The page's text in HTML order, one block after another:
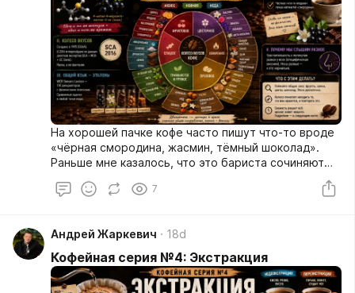
На хорошей пачке кофе часто пишут что-то вроде
«чёрная смородина, жасмин, тёмный шоколад».
Раньше мне казалось, что это бариста сочиняют
красивые слова, чтобы набить цену: в чашке ведь
обычный кофе, никакой смородины туда не
7
Андрей Жаркевич 18d
Кофейная серия №4: Экстракция